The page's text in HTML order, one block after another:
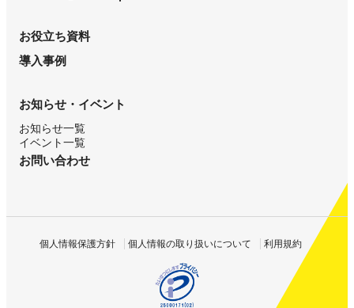
お役立ち資料
導入事例
お知らせ・イベント
お知らせ一覧
イベント一覧
お問い合わせ
個人情報保護方針 個人情報の取り扱いについて 利用規約